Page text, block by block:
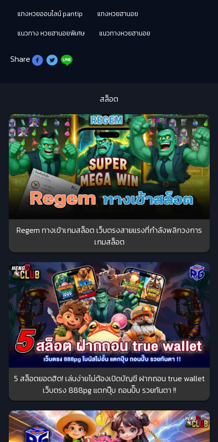
แทงหวยออนไลน์ pantip
แทงหวยฮานอย
แนวทาง หวยฮานอยพิเศษ
แนวทางหวยฮานอย
Share
สล็อต
Regem ทางเข้าเกมสล็อต เว็บตรงสายแรงที่กำลังพลิกวงการ
เกมสล็อต
5 สล็อตยอดฮิต! เล่นง่ายไม่ต้องเปิดบัญชี ฝากถอน true wallet
เว็บตรง 888pg แตกปุ๊บ ถอนปั๊บ รวยทันตา !!